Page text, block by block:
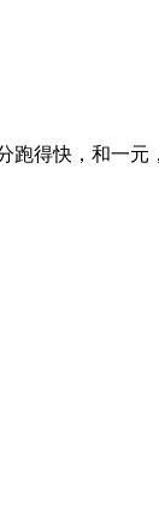
跑得快，和一